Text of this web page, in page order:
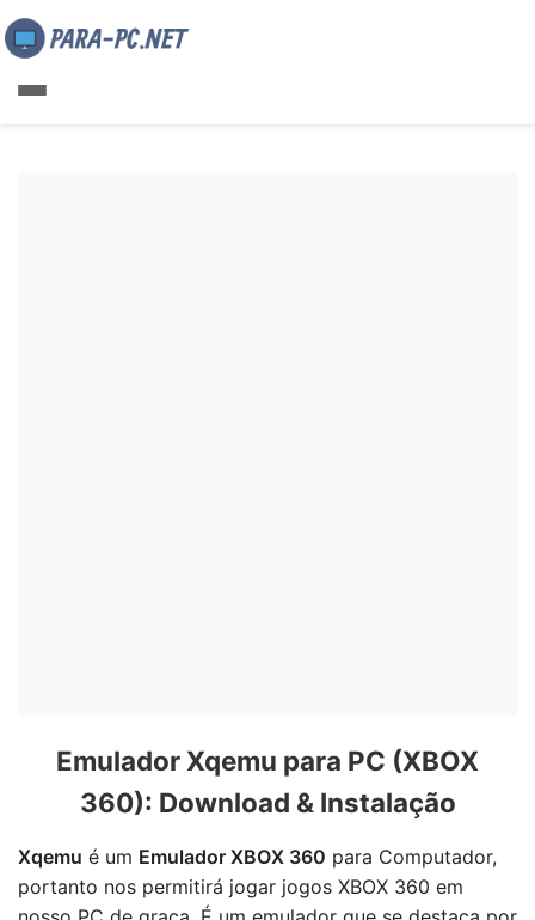
Emulador Xqemu para PC (XBOX
360): Download & Instalação
Xqemu é um Emulador XBOX 360 para Computador,
portanto nos permitirá jogar jogos XBOX 360 em